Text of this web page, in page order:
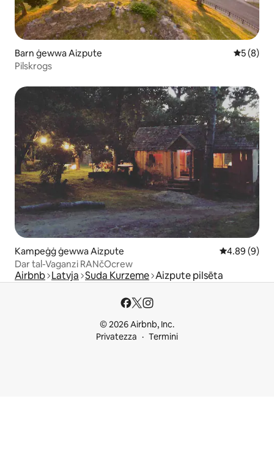
Barn ġewwa Aizpute Rating
5 (8)
Pilskrogs
Kampeġġ ġewwa Aizpute Rating
4.89 (9)
Dar tal-Vaganzi RANčOcrew
Airbnb Latvja Suda Kurzeme Aizpute pilsēta
© 2026 Airbnb, Inc.
Privatezza
Termini